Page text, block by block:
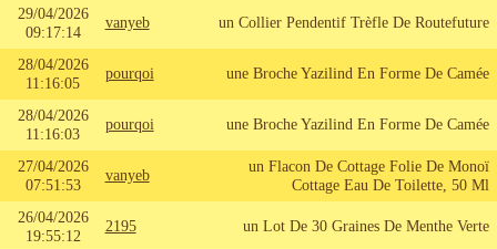
29/04/2026
09:17:14
vanyeb un Collier Pendentif Trèfle De Routefuture
28/04/2026
11:16:05
pourqoi une Broche Yazilind En Forme De Camée
28/04/2026
11:16:03
pourqoi une Broche Yazilind En Forme De Camée
27/04/2026
07:51:53
vanyeb
un Flacon De Cottage Folie De Monoï
Cottage Eau De Toilette, 50 Ml
26/04/2026
19:55:12
2195 un Lot De 30 Graines De Menthe Verte